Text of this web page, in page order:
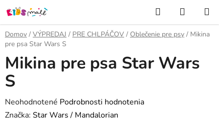
Prejsť
na
obsah
Hľadať
KOŠÍK
Domov / VÝPREDAJ / PRE CHLPÁČOV / Oblečenie pre psy / Mikina
pre psa Star Wars S
Mikina pre psa Star Wars
S
Priemerné
hodnotenie
Neohodnotené Podrobnosti hodnotenia
Značka: Star Wars / Mandalorian